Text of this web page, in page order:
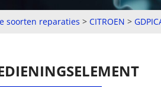
soorten reparaties > CITROEN >